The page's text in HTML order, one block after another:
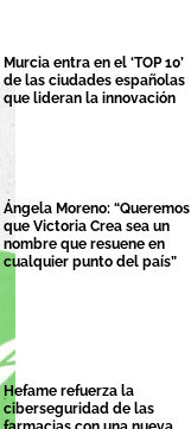
Murcia entra en el ‘TOP 10’
de las ciudades españolas
que lideran la innovación
Ángela Moreno: “Queremos
que Victoria Crea sea un
nombre que resuene en
cualquier punto del país”
Hefame refuerza la
ciberseguridad de las